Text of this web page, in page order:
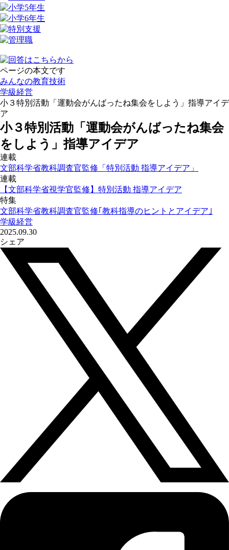
ページの本文です
みんなの教育技術
学級経営
小３特別活動「運動会がんばったね集会をしよう」指導アイデ
ア
小３特別活動「運動会がんばったね集会
をしよう」指導アイデア
連載
文部科学省教科調査官監修「特別活動 指導アイデア」
連載
【文部科学省視学官監修】特別活動 指導アイデア
特集
文部科学省教科調査官監修｢教科指導のヒントとアイデア｣
学級経営
2025.09.30
シェア